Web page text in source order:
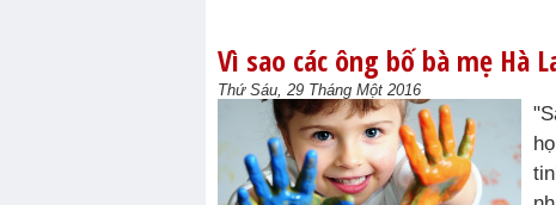
Vì sao các ông bố bà mẹ Hà
Thứ Sáu, 29 Tháng Một 2016